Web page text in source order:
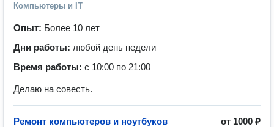
Компьютеры и IT
Опыт: Более 10 лет
Дни работы: любой день недели
Время работы: с 10:00 по 21:00
Делаю на совесть.
от 1000 ₽
Ремонт компьютеров и ноутбуков